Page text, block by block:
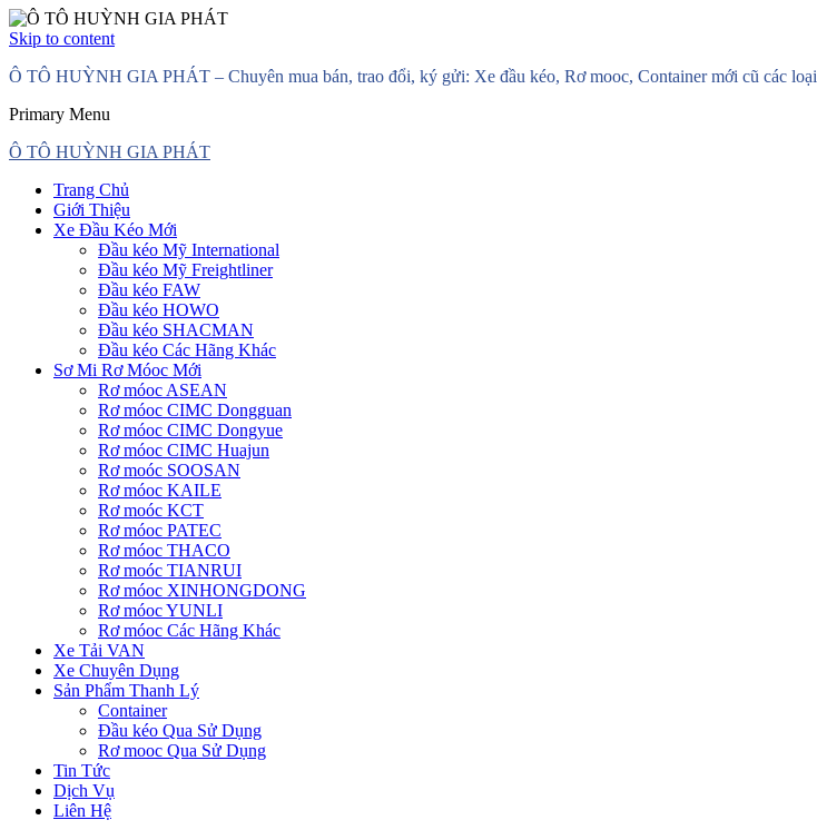
Skip to content
Ô TÔ HUỲNH GIA PHÁT – Chuyên mua bán, trao đổi, ký gửi: Xe đầu kéo, Rơ mooc, Container mới cũ các loại
Primary Menu
Ô TÔ HUỲNH GIA PHÁT
Trang Chủ
Giới Thiệu
Xe Đầu Kéo Mới
Đầu kéo Mỹ International
Đầu kéo Mỹ Freightliner
Đầu kéo FAW
Đầu kéo HOWO
Đầu kéo SHACMAN
Đầu kéo Các Hãng Khác
Sơ Mi Rơ Móoc Mới
Rơ móoc ASEAN
Rơ móoc CIMC Dongguan
Rơ móoc CIMC Dongyue
Rơ móoc CIMC Huajun
Rơ moóc SOOSAN
Rơ móoc KAILE
Rơ moóc KCT
Rơ móoc PATEC
Rơ móoc THACO
Rơ moóc TIANRUI
Rơ móoc XINHONGDONG
Rơ móoc YUNLI
Rơ móoc Các Hãng Khác
Xe Tải VAN
Xe Chuyên Dụng
Sản Phẩm Thanh Lý
Container
Đầu kéo Qua Sử Dụng
Rơ mooc Qua Sử Dụng
Tin Tức
Dịch Vụ
Liên Hệ